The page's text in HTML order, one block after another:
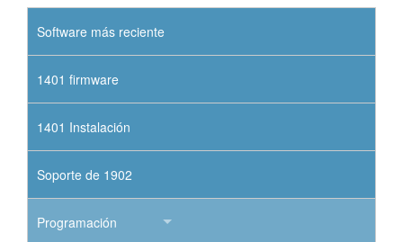
Software más reciente
1401 firmware
1401 Instalación
Soporte de 1902
Programación